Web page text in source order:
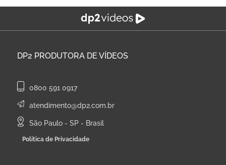
DP2 PRODUTORA DE VÍDEOS
0800 591 0917
atendimento@dp2.com.br
São Paulo - SP - Brasil
Política de Privacidade